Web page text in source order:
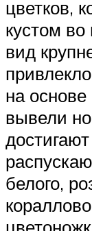
цветков,
кустом
вид
на
вывели
белого,